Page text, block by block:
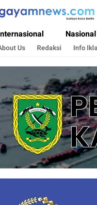
Baca Berita
Nasional
Us Redaksi Info